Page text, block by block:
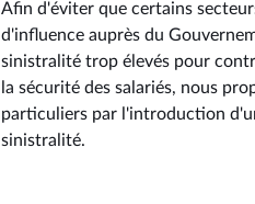
Afin d'éviter que certains
d'influence auprès du
sinistralité trop élevés pour
la sécurité des salariés, nous
particuliers par l'introduction
sinistralité.